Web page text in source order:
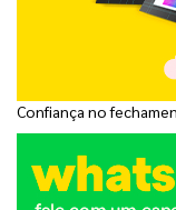
Confiança no